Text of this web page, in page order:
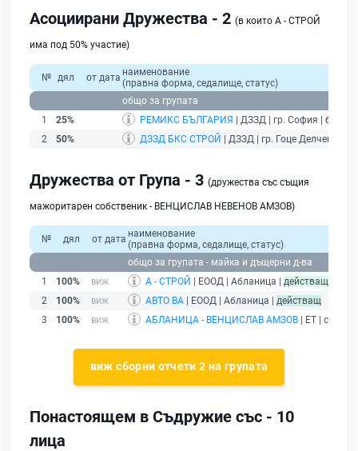
Асоциирани Дружества - 2 (в които А - СТРОЙ
има под 50% участие)
№ дял от дата наименование
(правна форма, седалище, статус)
общо за групата
1
25% РЕМИКС БЪЛГАРИЯ | ДЗЗД | гр. София | без
2
50% ДЗЗД БКС СТРОЙ | ДЗЗД | гр. Гоце Делчев |
Дружества от Група - 3 (дружества със същия
мажоритарен собственик - ВЕНЦИСЛАВ НЕВЕНОВ АМЗОВ)
№ дял от дата наименование
(правна форма, седалище, статус)
общо за групата - майка и дъщерни д-ва
1
100% А - СТРОЙ | ЕООД | Абланица | действащ
2
100% АВТО ВА | ЕООД | Абланица | действащ
3
100% АБЛАНИЦА - ВЕНЦИСЛАВ АМЗОВ | ЕТ | с.
виж сборни отчети 2 на групата
Понастоящем в Съдружие със - 10
лица